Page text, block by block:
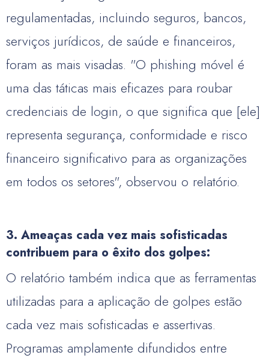
regulamentadas, incluindo seguros, bancos,
serviços jurídicos, de saúde e financeiros,
foram as mais visadas. "O phishing móvel é
uma das táticas mais eficazes para roubar
credenciais de login, o que significa que [ele]
representa segurança, conformidade e risco
financeiro significativo para as organizações
em todos os setores", observou o relatório.
3. Ameaças cada vez mais sofisticadas
contribuem para o êxito dos golpes:
O relatório também indica que as ferramentas
utilizadas para a aplicação de golpes estão
cada vez mais sofisticadas e assertivas.
Programas amplamente difundidos entre